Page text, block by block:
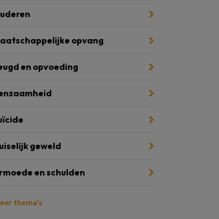
opvang
en opvoeding
geweld
en schulden
thema's